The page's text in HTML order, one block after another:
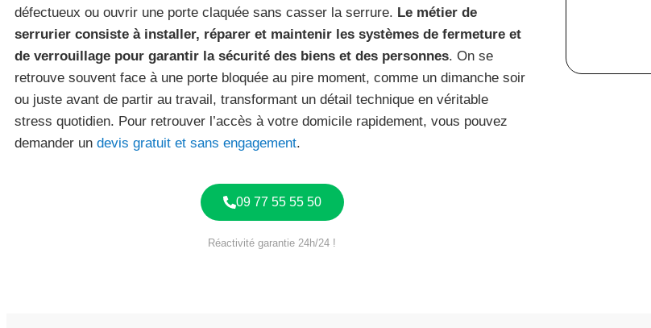
défectueux ou ouvrir une porte claquée sans casser la serrure. Le métier de
serrurier consiste à installer, réparer et maintenir les systèmes de fermeture et
de verrouillage pour garantir la sécurité des biens et des personnes. On se
retrouve souvent face à une porte bloquée au pire moment, comme un dimanche soir
ou juste avant de partir au travail, transformant un détail technique en véritable
stress quotidien. Pour retrouver l’accès à votre domicile rapidement, vous pouvez
demander un devis gratuit et sans engagement.
09 77 55 55 50
Réactivité garantie 24h/24 !